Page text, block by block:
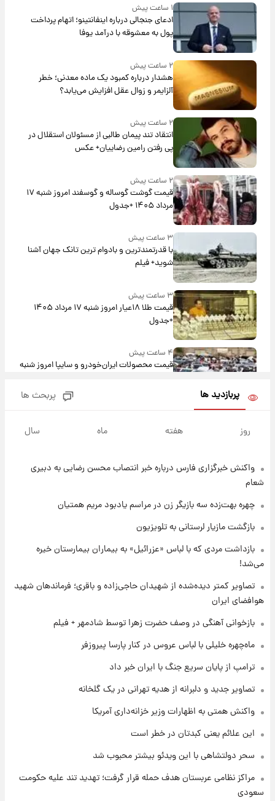
۱ ساعت پیش
ادعای جنجالی درباره اینفانتینو؛ اتهام پرداخت
پول به معشوقه با درآمد یوفا
۲ ساعت پیش
هشدار درباره کمبود یک ماده معدنی؛ خطر
آلزایمر و زوال عقل افزایش می‌یابد؟
۲ ساعت پیش
انتقاد تند پیمان طالبی از مسئولان استقلال در
پی رفتن رامین رضاییان+ عکس
۲ ساعت پیش
قیمت گوشت گوساله و گوسفند امروز شنبه ۱۷
مرداد ۱۴۰۵ +جدول
۳ ساعت پیش
با قدرتمندترین و بادوام ترین تانک جهان آشنا
شوید+ فیلم
۳ ساعت پیش
قیمت طلا ۱۸عیار امروز شنبه ۱۷ مرداد ۱۴۰۵
+جدول
۴ ساعت پیش
قیمت محصولات ایران‌خودرو و سایپا امروز شنبه
شنبه ۱۷ مرداد ۱۴۰۵
۱۸ ساعت پیش
۲۲ ساعت پیش
باقری؛ فرماندهان شهید هوافضای ایران
۱ روز پیش
قیمت‌ها تغییر کرد
۱ روز پیش
پربازدید ها پربحث ها
روز هفته ماه سال
واکنش خبرگزاری فارس درباره خبر انتصاب محسن رضایی به دبیری
شعام
چهره بهت‌زده سه بازیگر زن در مراسم یادبود مریم همتیان
بازگشت مازیار لرستانی به تلویزیون
بازداشت مردی که با لباس «عزرائیل» به بیماران بیمارستان خیره
می‌شد!
تصاویر کمتر دیده‌شده از شهیدان حاجی‌زاده و باقری؛ فرماندهان شهید
هوافضای ایران
بازخوانی آهنگی در وصف حضرت زهرا توسط شادمهر + فیلم
ماه‌چهره خلیلی با لباس عروس در کنار پارسا پیروزفر
ترامپ از پایان سریع جنگ با ایران خبر داد
تصاویر جدید و دلبرانه از هدیه تهرانی در یک گلخانه
واکنش همتی به اظهارات وزیر خزانه‌داری آمریکا
این علائم یعنی کبدتان در خطر است
سحر دولتشاهی با این ویدئو بیشتر محبوب شد
مراکز نظامی عربستان هدف حمله قرار گرفت؛ تهدید تند علیه حکومت
سعودی